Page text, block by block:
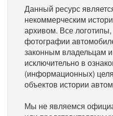
Данный ресурс
некоммерческим
архивом. Все
фотографии
законным владельцам
исключительно в
(информационных)
объектов истории
Мы не являемся